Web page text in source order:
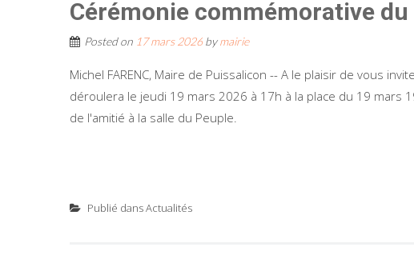
Cérémonie commémorative
Posted on 17 mars 2026bymairie
Michel FARENC, Maire de Puissalicon -- A le plaisir de vous
déroulera le jeudi 19 mars 2026 à 17h à la place du 19
de l'amitié à la salle du Peuple.
Publié dansActualités